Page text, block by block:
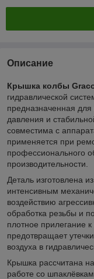
Описание
Крышка колбы Graco
гидравлической
предназначенная для
давления и
совместима с
применяется при
профессионального
производительности.
Деталь изготовлена
интенсивным
воздействию
обработка резьбы и
плотное прилегание
предотвращает
воздуха в
Крышка рассчитана
работе со